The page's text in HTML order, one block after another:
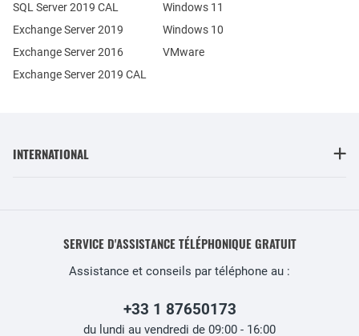
Exchange Server 2019
Exchange Server 2016
SQL Server 2019 CAL
Exchange Server 2019 CAL
Windows 11
Windows 10
VMware
INTERNATIONAL
SERVICE D'ASSISTANCE TÉLÉPHONIQUE GRATUIT
Assistance et conseils par téléphone au :
+33 1 87650173
du lundi au vendredi de 09:00 - 16:00